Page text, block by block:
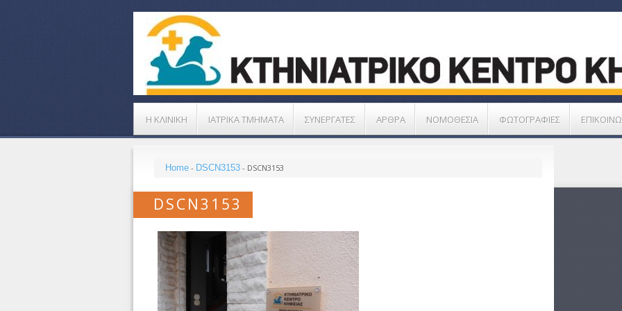
Η ΚΛΙΝΙΚΗ ΙΑΤΡΙΚΑ ΤΜΗΜΑΤΑ ΣΥΝΕΡΓΑΤΕΣ ΑΡΘΡΑ ΝΟΜΟΘΕΣΙΑ ΦΩΤΟΓΡΑΦΙΕΣ
Home - DSCN3153 - DSCN3153
DSCN3153